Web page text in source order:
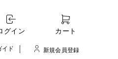
グイン カート
イド 新規会員登録